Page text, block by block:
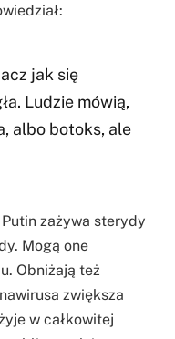
jak się
Ludzie mówią,
albo botoks, ale
zażywa sterydy
Mogą one
Obniżają też
zwiększa
w całkowitej